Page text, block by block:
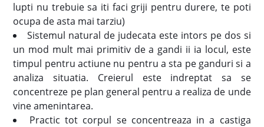
lupti nu trebuie sa iti faci griji pentru durere, te poti
ocupa de asta mai tarziu)
Sistemul natural de judecata este intors pe dos si
un mod mult mai primitiv de a gandi ii ia locul, este
timpul pentru actiune nu pentru a sta pe ganduri si a
analiza situatia. Creierul este indreptat sa se
concentreze pe plan general pentru a realiza de unde
vine amenintarea.
Practic tot corpul se concentreaza in a castiga